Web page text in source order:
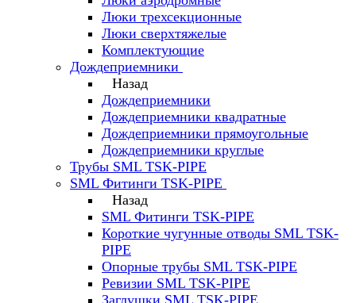
Люки трехсекционные
Люки сверхтяжелые
Комплектующие
Дождеприемники
Назад
Дождеприемники
Дождеприемники квадратные
Дождеприемники прямоугольные
Дождеприемники круглые
Трубы SML TSK-PIPE
SML Фитинги TSK-PIPE
Назад
SML Фитинги TSK-PIPE
Короткие чугунные отводы SML TSK-
PIPE
Опорные трубы SML TSK-PIPE
Ревизии SML TSK-PIPE
Заглушки SML TSK-PIPE